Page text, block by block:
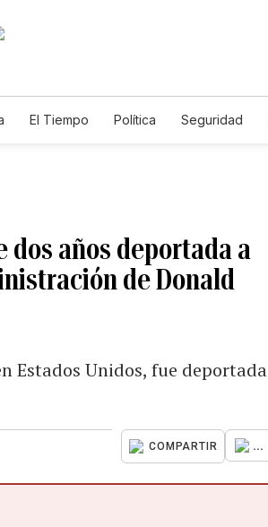
El Tiempo Política Seguridad
años deportada a
de Donald
Estados Unidos, fue deportada
COMPARTIR ...